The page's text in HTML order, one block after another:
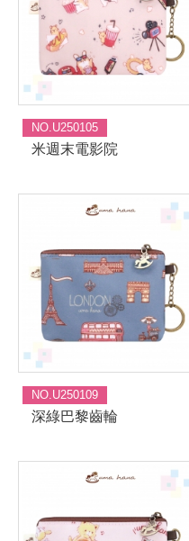
NO.U250105
米週末電影院
NO.U250109
深綠巴黎齒輪